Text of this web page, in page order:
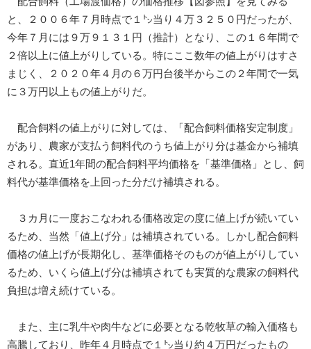
と、２００６年７月時点で１㌧当り４万３２５０円だったが、
今年７月には９万９１３１円（推計）となり、この１６年間で
２倍以上に値上がりしている。特にここ数年の値上がりはすさ
まじく、２０２０年４月の６万円台後半からこの２年間で一気
に３万円以上もの値上がりだ。
配合飼料の値上がりに対しては、「配合飼料価格安定制度」
があり、農家が支払う飼料代のうち値上がり分は基金から補填
される。直近1年間の配合飼料平均価格を「基準価格」とし、飼
料代が基準価格を上回った分だけ補填される。
３カ月に一度おこなわれる価格改定の度に値上げが続いてい
るため、当然「値上げ分」は補填されている。しかし配合飼料
価格の値上げが長期化し、基準価格そのものが値上がりしてい
るため、いくら値上げ分は補填されても実質的な農家の飼料代
負担は増え続けている。
また、主に乳牛や肉牛などに必要となる乾牧草の輸入価格も
高騰しており、昨年４月時点で１㌧当り約４万円だったもの